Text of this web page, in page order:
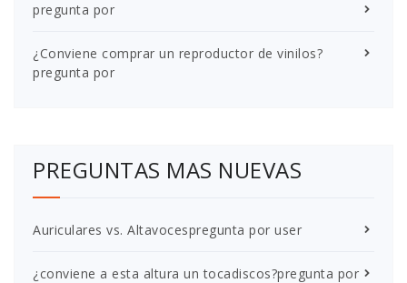
pregunta por
¿Conviene comprar un reproductor de vinilos?
pregunta por
PREGUNTAS MAS NUEVAS
Auriculares vs. Altavocespregunta por user
¿conviene a esta altura un tocadiscos?pregunta por